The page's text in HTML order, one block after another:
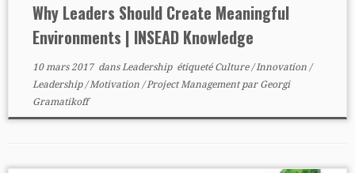
Why Leaders Should Create Meaningful
Environments | INSEAD Knowledge
10 mars 2017dansLeadership étiqueté Culture/Innovation /
Leadership/Motivation /Project Managementpar Georgi
Gramatikoff